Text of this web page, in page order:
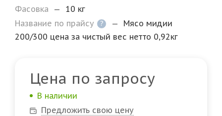
Фасовка
—
10 кг
Название по прайсу
? —
Мясо мидии
200/300 цена за чистый вес нетто 0,92кг
Цена по запросу
В наличии
Предложить свою цену